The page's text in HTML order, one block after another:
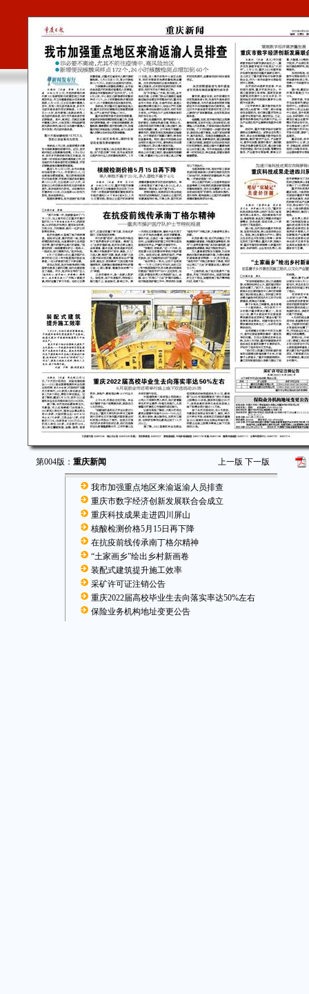
第004版： 重庆新闻 上一版 下一版
我市加强重点地区来渝返渝人员排查
重庆市数字经济创新发展联合会成立
重庆科技成果走进四川屏山
核酸检测价格5月15日再下降
在抗疫前线传承南丁格尔精神
“土家画乡”绘出乡村新画卷
装配式建筑提升施工效率
采矿许可证注销公告
重庆2022届高校毕业生去向落实率达50%左右
保险业务机构地址变更公告